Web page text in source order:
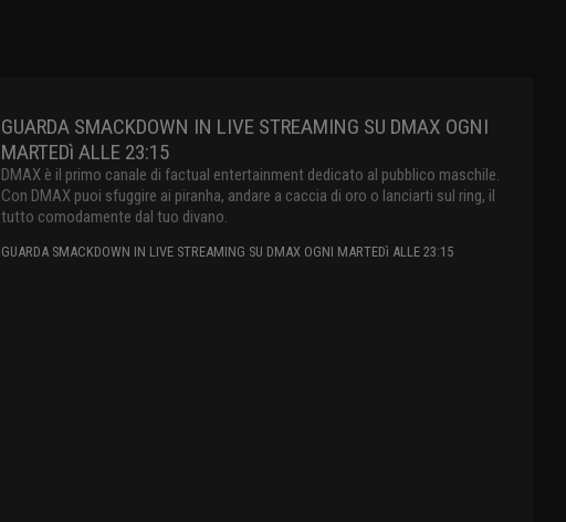
GUARDA SMACKDOWN IN LIVE STREAMING SU DMAX OGNI
MARTEDì ALLE 23:15
DMAX è il primo canale di factual entertainment dedicato al pubblico maschile.
Con DMAX puoi sfuggire ai piranha, andare a caccia di oro o lanciarti sul ring, il
tutto comodamente dal tuo divano.
GUARDA SMACKDOWN IN LIVE STREAMING SU DMAX OGNI MARTEDì ALLE 23:15